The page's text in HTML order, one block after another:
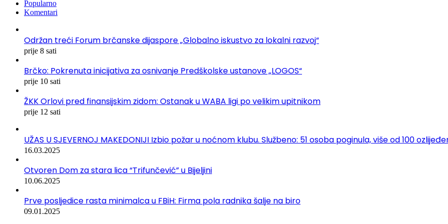
Popularno
Komentari
Održan treći Forum brčanske dijaspore „Globalno iskustvo za lokalni razvoj“
prije 8 sati
Brčko: Pokrenuta inicijativa za osnivanje Predškolske ustanove „LOGOS“
prije 10 sati
ŽKK Orlovi pred finansijskim zidom: Ostanak u WABA ligi po velikim upitnikom
prije 12 sati
UŽAS U SJEVERNOJ MAKEDONIJI Izbio požar u noćnom klubu. Službeno: 51 osoba poginula, više od 100
16.03.2025
Otvoren Dom za stara lica “Trifunčević” u Bijeljini
10.06.2025
Prve posljedice rasta minimalca u FBiH: Firma pola radnika šalje na biro
09.01.2025